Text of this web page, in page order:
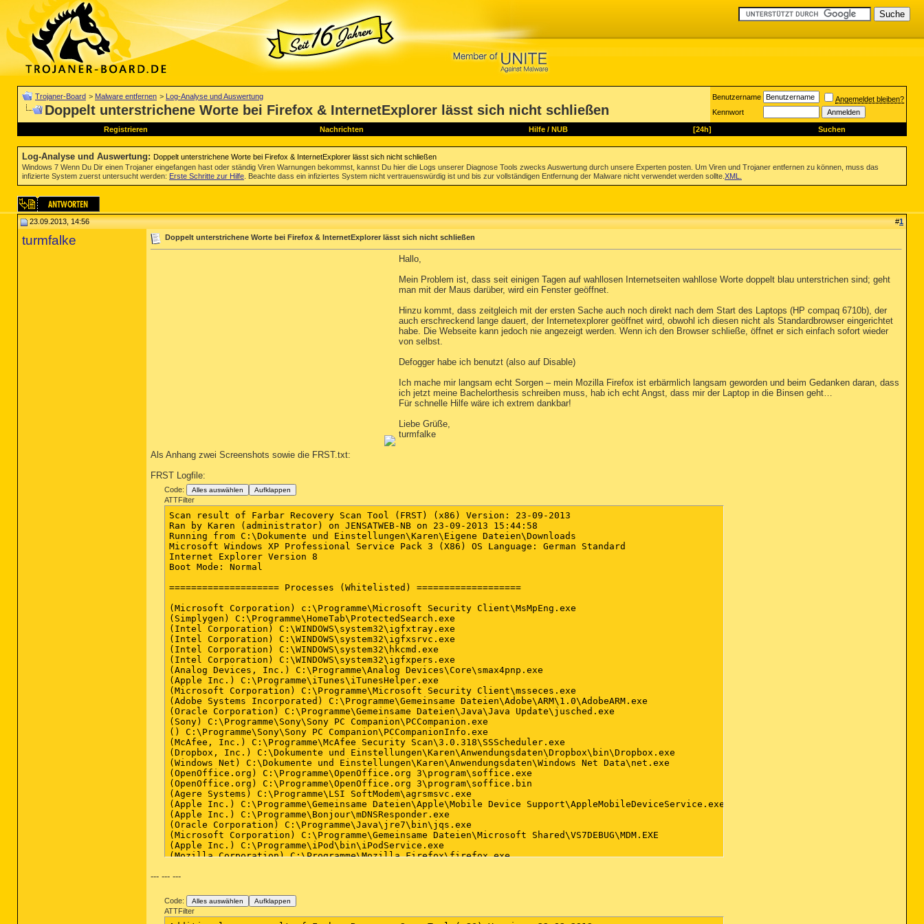
Trojaner-Board > Malware entfernen > Log-Analyse und Auswertung
Doppelt unterstrichene Worte bei Firefox & InternetExplorer lässt sich nicht schließen
Benutzername
Angemeldet bleiben?
Kennwort
Registrieren Nachrichten Hilfe/ NUB [24h] Suchen
Log-Analyse und Auswertung: Doppelt unterstrichene Worte bei Firefox & InternetExplorer lässt sich nicht schließen
Windows 7 Wenn Du Dir einen Trojaner eingefangen hast oder ständig Viren Warnungen bekommst, kannst Du hier die Logs unserer Diagnose Tools zwecks Auswertung durch unsere Experten posten. Um Viren und Trojaner entfernen zu können, muss das
infizierte System zuerst untersucht werden: Erste Schritte zur Hilfe . Beachte dass ein infiziertes System nicht vertrauenswürdig ist und bis zur vollständigen Entfernung der Malware nicht verwendet werden sollte. XML
23.09.2013, 14:56 #1
turmfalke Doppelt unterstrichene Worte bei Firefox & InternetExplorer lässt sich nicht schließen
Hallo,
Mein Problem ist, dass seit einigen Tagen auf wahllosen Internetseiten wahllose Worte doppelt blau unterstrichen sind; geht
man mit der Maus darüber, wird ein Fenster geöffnet.
Hinzu kommt, dass zeitgleich mit der ersten Sache auch noch direkt nach dem Start des Laptops (HP compaq 6710b), der
auch erschreckend lange dauert, der Internetexplorer geöffnet wird, obwohl ich diesen nicht als Standardbrowser eingerichtet
habe. Die Webseite kann jedoch nie angezeigt werden. Wenn ich den Browser schließe, öffnet er sich einfach sofort wieder
von selbst.
Defogger habe ich benutzt (also auf Disable)
Ich mache mir langsam echt Sorgen – mein Mozilla Firefox ist erbärmlich langsam geworden und beim Gedanken daran, dass
ich jetzt meine Bachelorthesis schreiben muss, hab ich echt Angst, dass mir der Laptop in die Binsen geht…
Für schnelle Hilfe wäre ich extrem dankbar!
Liebe Grüße,
turmfalke
Als Anhang zwei Screenshots sowie die FRST.txt:
FRST Logfile:
Code: Alles auswählen Aufklappen
ATTFilter
Scan result of Farbar Recovery Scan Tool (FRST) (x86) Version: 23-09-2013
Ran by Karen (administrator) on JENSATWEB-NB on 23-09-2013 15:44:58
Running from C:\Dokumente und Einstellungen\Karen\Eigene Dateien\Downloads
Microsoft Windows XP Professional Service Pack 3 (X86) OS Language: German Standard
Internet Explorer Version 8
Boot Mode: Normal
==================== Processes (Whitelisted) ===================
(Microsoft Corporation) c:\Programme\Microsoft Security Client\MsMpEng.exe
(Simplygen) C:\Programme\HomeTab\ProtectedSearch.exe
(Intel Corporation) C:\WINDOWS\system32\igfxtray.exe
(Intel Corporation) C:\WINDOWS\system32\igfxsrvc.exe
(Intel Corporation) C:\WINDOWS\system32\hkcmd.exe
(Intel Corporation) C:\WINDOWS\system32\igfxpers.exe
(Analog Devices, Inc.) C:\Programme\Analog Devices\Core\smax4pnp.exe
(Apple Inc.) C:\Programme\iTunes\iTunesHelper.exe
(Microsoft Corporation) C:\Programme\Microsoft Security Client\msseces.exe
(Adobe Systems Incorporated) C:\Programme\Gemeinsame Dateien\Adobe\ARM\1.0\AdobeARM.exe
(Oracle Corporation) C:\Programme\Gemeinsame Dateien\Java\Java Update\jusched.exe
(Sony) C:\Programme\Sony\Sony PC Companion\PCCompanion.exe
() C:\Programme\Sony\Sony PC Companion\PCCompanionInfo.exe
(McAfee, Inc.) C:\Programme\McAfee Security Scan\3.0.318\SSScheduler.exe
(Dropbox, Inc.) C:\Dokumente und Einstellungen\Karen\Anwendungsdaten\Dropbox\bin\Dropbox.exe
(Windows Net) C:\Dokumente und Einstellungen\Karen\Anwendungsdaten\Windows Net Data\net.exe
(OpenOffice.org) C:\Programme\OpenOffice.org 3\program\soffice.exe
(OpenOffice.org) C:\Programme\OpenOffice.org 3\program\soffice.bin
(Agere Systems) C:\Programme\LSI SoftModem\agrsmsvc.exe
(Apple Inc.) C:\Programme\Gemeinsame Dateien\Apple\Mobile Device Support\AppleMobileDeviceService.exe
(Apple Inc.) C:\Programme\Bonjour\mDNSResponder.exe
(Oracle Corporation) C:\Programme\Java\jre7\bin\jqs.exe
(Microsoft Corporation) C:\Programme\Gemeinsame Dateien\Microsoft Shared\VS7DEBUG\MDM.EXE
(Apple Inc.) C:\Programme\iPod\bin\iPodService.exe
(Mozilla Corporation) C:\Programme\Mozilla Firefox\firefox.exe
(Microsoft Corporation) C:\Programme\Internet Explorer\iexplore.exe
(Plus HD) c:\programme\plus-hd-3.8\plus-hd-3.8-bg.exe
(Microsoft Corporation) C:\WINDOWS\system32\wuauclt.exe
(Mozilla Corporation) C:\Programme\Mozilla Firefox\plugin-container.exe
--- --- ---
Code: Alles auswählen Aufklappen
ATTFilter